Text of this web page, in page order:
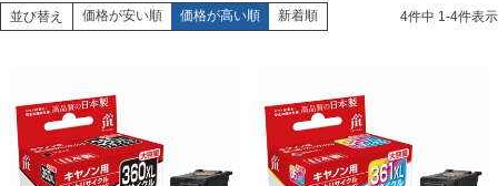
並び替え 価格が安い順 価格が高い順 新着順 4件中 1 -4件表示